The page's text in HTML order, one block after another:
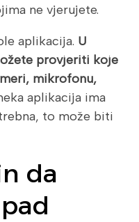
ne vjerujete.
aplikacija. U
provjeriti koje
mikrofonu,
aplikacija ima
to može biti
da